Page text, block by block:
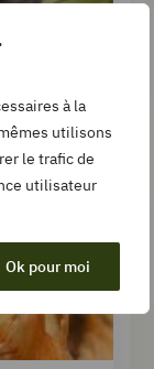
à la
utilisons
le trafic de
utilisateur
Ok pour moi
par N